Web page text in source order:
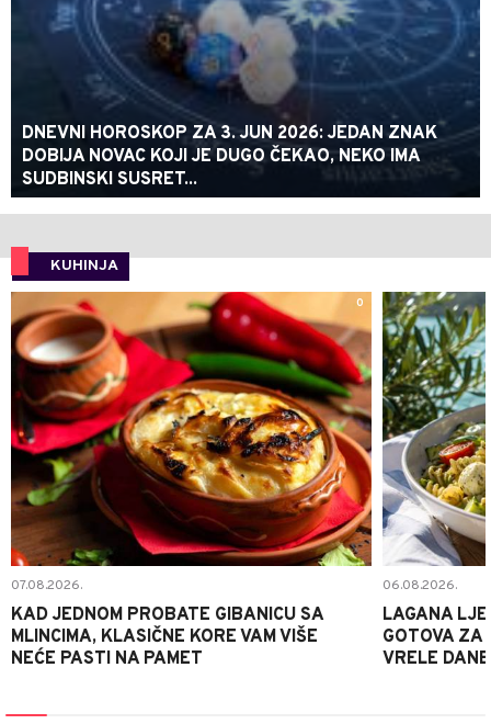
DNEVNI HOROSKOP ZA 3. JUN 2026: JEDAN ZNAK
DOBIJA NOVAC KOJI JE DUGO ČEKAO, NEKO IMA
SUDBINSKI SUSRET...
KUHINJA
0
07.08.2026.
KAD JEDNOM PROBATE GIBANICU SA
MLINCIMA, KLASIČNE KORE VAM VIŠE
NEĆE PASTI NA PAMET
06.08.2026.
LAGANA
GOTOVA ZA
VRELE DANE